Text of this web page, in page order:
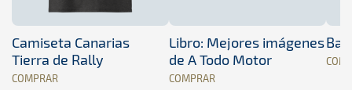
Camiseta Canarias
Tierra de Rally
COMPRAR
Libro: Mejores imágenes
de A Todo Motor
COMPRAR